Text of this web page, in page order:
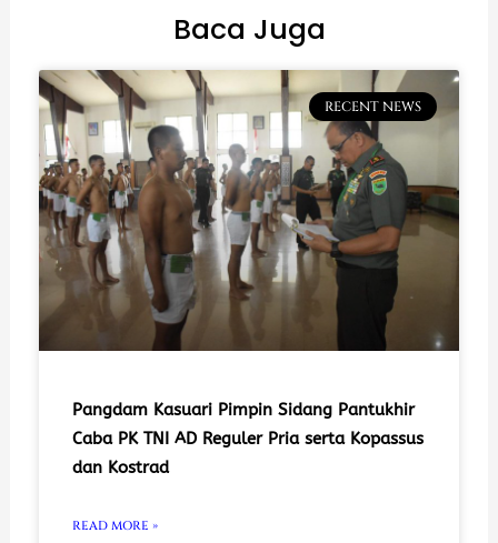
Baca Juga
RECENT NEWS
Pangdam Kasuari Pimpin Sidang Pantukhir
Caba PK TNI AD Reguler Pria serta Kopassus
dan Kostrad
READ MORE »